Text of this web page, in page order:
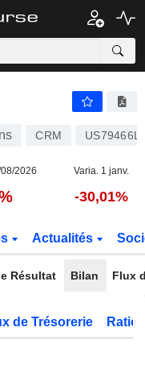
CRM
2026 Varia. 1 janv.
-30,01%
Actualités
Résultat Bilan Flux
de Trésorerie